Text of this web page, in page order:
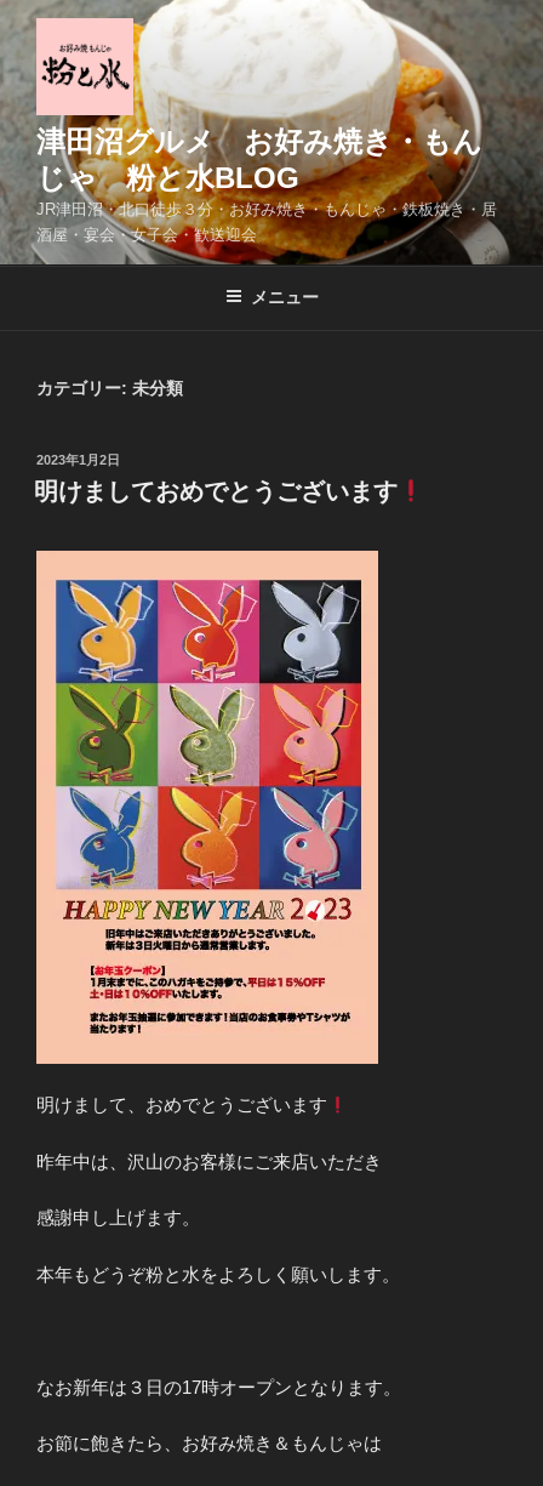
コ
テ
ン
ツ
ス
キ
ッ
津田沼グルメ お好み焼き・もん
じゃ 粉と水BLOG
JR津田沼・北口徒歩３分・お好み焼き・もんじゃ・鉄板焼き・居
酒屋・宴会・女子会・歓送迎会
メニュー
カテゴリー: 未分類
投
稿
日:
2023年1月2日
明けましておめでとうございます
明けまして、おめでとうございます
昨年中は、沢山のお客様にご来店いただき
感謝申し上げます。
本年もどうぞ粉と水をよろしく願いします。
なお新年は３日の17時オープンとなります。
お節に飽きたら、お好み焼き＆もんじゃは